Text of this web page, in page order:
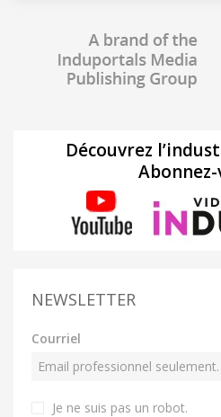
Découvrez
Abonnez-
NEWSLETTER
Courriel
Je ne suis pas un robot.